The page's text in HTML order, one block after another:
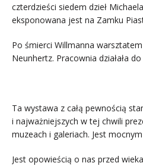
czterdzieści siedem dzieł
eksponowana jest na Zamku
Po śmierci Willmanna
Neunhertz. Pracownia działała
Ta wystawa z całą pewnością
i najważniejszych w tej chwili
muzeach i galeriach. Jest
Jest opowieścią o nas przed